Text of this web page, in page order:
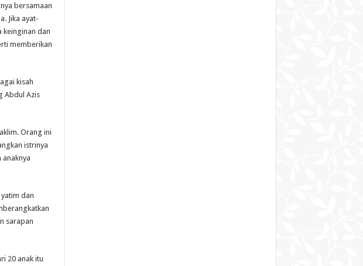
bersamaan
Jika ayat-
keinginan dan
memberikan
kisah
Abdul Azis
Orang ini
istrinya
dan
sarapan
20 anak itu